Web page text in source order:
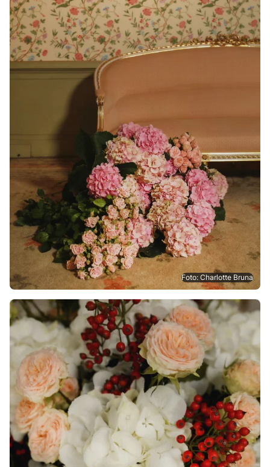
Foto: Charlotte Bruna